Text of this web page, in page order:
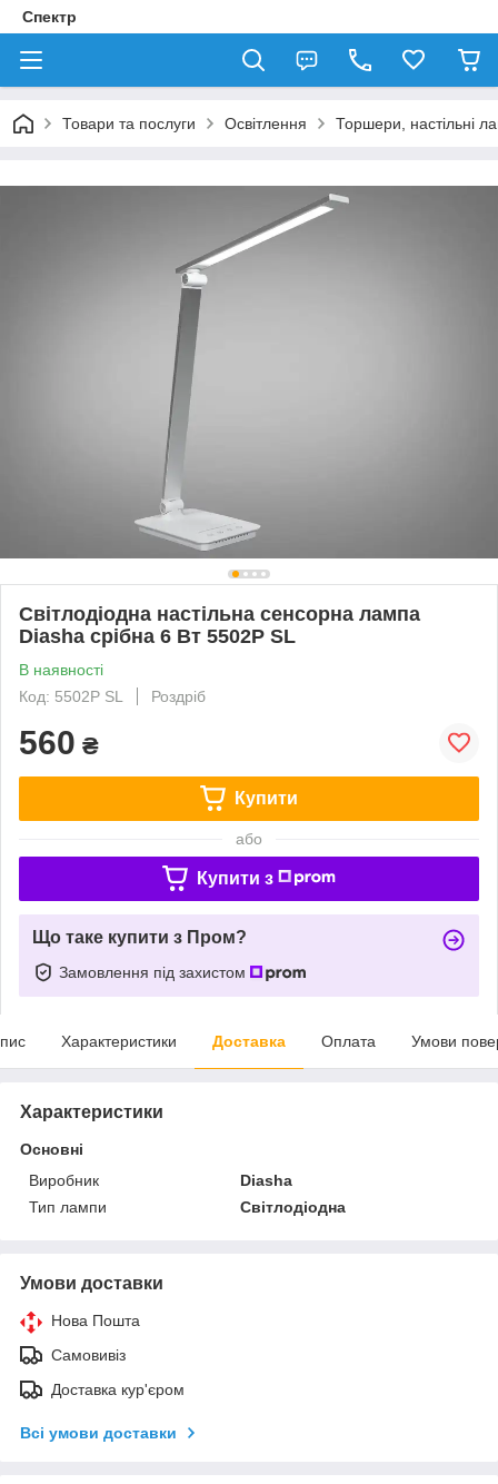
Спектр
Товари та послуги Освітлення Торшери, настільні
Світлодіодна настільна сенсорна лампа
Diasha срібна 6 Вт 5502P SL
В наявності
Код: 5502P SL
Роздріб
560 ₴
Купити
або
Купити з
Що таке купити з Пром?
Замовлення під захистом
Характеристики Доставка Оплата Умови
Характеристики
Основні
Виробник
Diasha
Тип лампи
Світлодіодна
Умови доставки
Нова Пошта
Самовивіз
Доставка кур'єром
Всі умови доставки